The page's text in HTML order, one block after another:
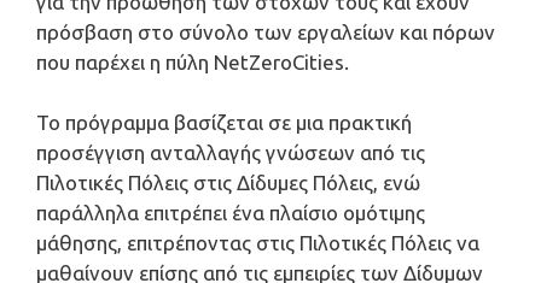
πρόσβαση στο σύνολο των εργαλείων και πόρων
που παρέχει η πύλη NetZeroCities.
Το πρόγραμμα βασίζεται σε μια πρακτική
προσέγγιση ανταλλαγής γνώσεων από τις
Πιλοτικές Πόλεις στις Δίδυμες Πόλεις, ενώ
παράλληλα επιτρέπει ένα πλαίσιο ομότιμης
μάθησης, επιτρέποντας στις Πιλοτικές Πόλεις να
μαθαίνουν επίσης από τις εμπειρίες των Δίδυμων